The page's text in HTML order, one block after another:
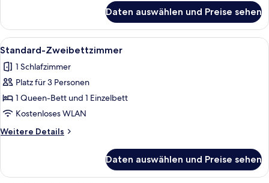
Zimmer,
Queen-
Daten auswählen und Preise sehen
Alle
Fotos
für
Standard-
Zweibettzimmer
anzeigen
Ein Hotelzimmer mit zwei Betten,
4
Standard-Zweibettzimmer
1 Schlafzimmer
Platz für 3 Personen
1 Queen-Bett und 1 Einzelbett
Kostenloses WLAN
Weitere Details
Weitere
Zweibettzimmer
Daten auswählen und Preise sehen